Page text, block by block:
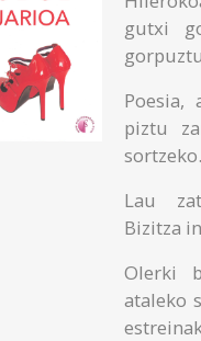
gutxi
piztu
sortzeko.
Lau
Bizitza
Olerki
ataleko